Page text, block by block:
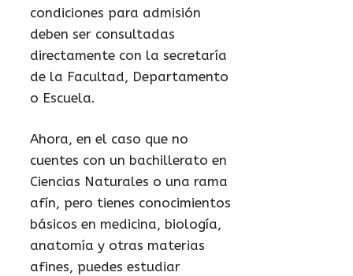
condiciones para admisión
deben ser consultadas
directamente con la secretaría
de la Facultad, Departamento
o Escuela.
Ahora, en el caso que no
cuentes con un bachillerato en
Ciencias Naturales o una rama
afín, pero tienes conocimientos
básicos en medicina, biología,
anatomía y otras materias
afines, puedes estudiar